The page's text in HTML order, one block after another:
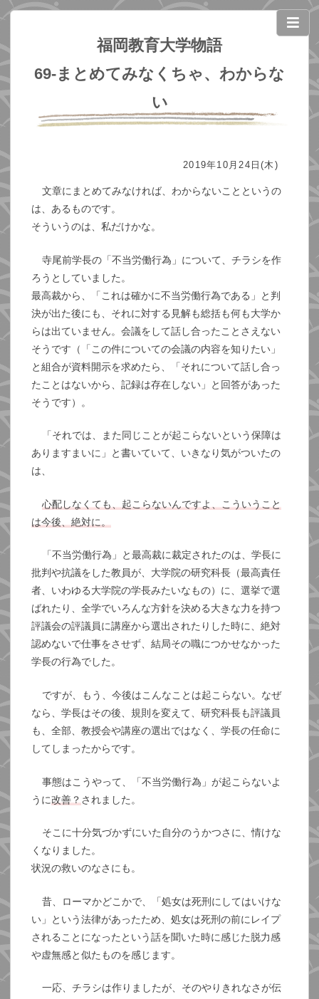
福岡教育大学物語
69-まとめてみなくちゃ、わからな
い
2019年10月24日(木)
文章にまとめてみなければ、わからないことというの
は、あるものです。
そういうのは、私だけかな。
寺尾前学長の「不当労働行為」について、チラシを作
ろうとしていました。
最高裁から、「これは確かに不当労働行為である」と判
決が出た後にも、それに対する見解も総括も何も大学か
らは出ていません。会議をして話し合ったことさえない
そうです（「この件についての会議の内容を知りたい」
と組合が資料開示を求めたら、「それについて話し合っ
たことはないから、記録は存在しない」と回答があった
そうです）。
「それでは、また同じことが起こらないという保障は
ありますまいに」と書いていて、いきなり気がついたの
は、
心配しなくても、起こらないんですよ、こういうこと
は今後、絶対に。
「不当労働行為」と最高裁に裁定されたのは、学長に
批判や抗議をした教員が、大学院の研究科長（最高責任
者、いわゆる大学院の学長みたいなもの）に、選挙で選
ばれたり、全学でいろんな方針を決める大きな力を持つ
評議会の評議員に講座から選出されたりした時に、絶対
認めないで仕事をさせず、結局その職につかせなかった
学長の行為でした。
ですが、もう、今後はこんなことは起こらない。なぜ
なら、学長はその後、規則を変えて、研究科長も評議員
も、全部、教授会や講座の選出ではなく、学長の任命に
してしまったからです。
事態はこうやって、「不当労働行為」が起こらないよ
うに改善？ されました。
そこに十分気づかずにいた自分のうかつさに、情けな
くなりました。
状況の救いのなさにも。
昔、ローマかどこかで、「処女は死刑にしてはいけな
い」という法律があったため、処女は死刑の前にレイプ
されることになったという話を聞いた時に感じた脱力感
や虚無感と似たものを感じます。
一応、チラシは作りましたが、そのやりきれなさが伝